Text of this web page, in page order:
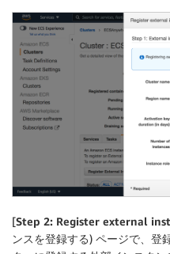
[Step 2: Register external
ンスを登録する) ページで、登